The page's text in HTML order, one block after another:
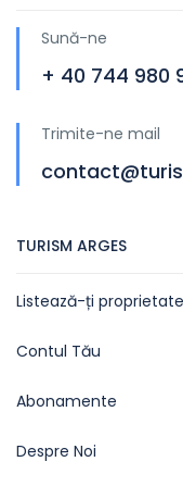
Sună-ne
+ 40 744 980
Trimite-ne mail
TURISM ARGES
Listează-ți
Contul Tău
Abonamente
Despre Noi